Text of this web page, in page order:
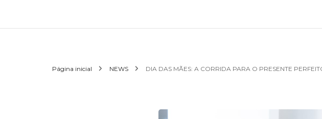
Página inicial NEWS DIA DAS MÃES: A CORRIDA PARA O PRESENTE